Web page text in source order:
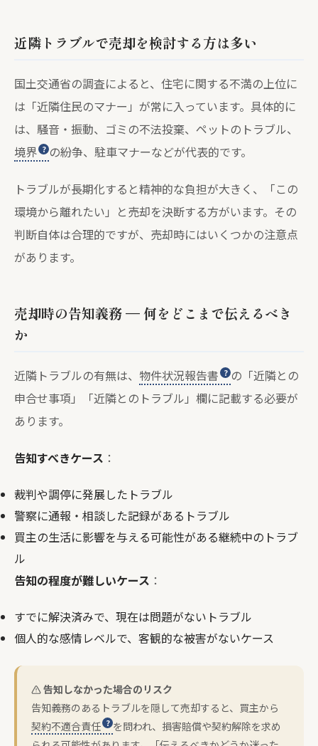
近隣トラブルで売却を検討する方は多い
国土交通省の調査によると、住宅に関する不満の上位に
は「近隣住民のマナー」が常に入っています。具体的に
は、騒音・振動、ゴミの不法投棄、ペットのトラブル、
境界
の紛争、駐車マナーなどが代表的です。
トラブルが長期化すると精神的な負担が大きく、「この
環境から離れたい」と売却を決断する方がいます。その
判断自体は合理的ですが、売却時にはいくつかの注意点
があります。
売却時の告知義務 — 何をどこまで伝えるべき
か
近隣トラブルの有無は、 物件状況報告書
の「近隣との
申合せ事項」「近隣とのトラブル」欄に記載する必要が
あります。
告知すべきケース ：
裁判や調停に発展したトラブル
警察に通報・相談した記録があるトラブル
買主の生活に影響を与える可能性がある継続中のトラブ
ル
告知の程度が難しいケース ：
すでに解決済みで、現在は問題がないトラブル
個人的な感情レベルで、客観的な被害がないケース
告知しなかった場合のリスク
告知義務のあるトラブルを隠して売却すると、買主から
契約不適合責任
を問われ、損害賠償や契約解除を求め